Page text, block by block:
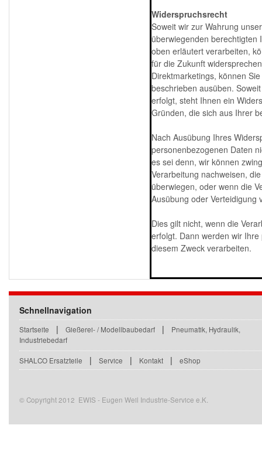
Widerspruchsrecht
Soweit wir zur Wahrung
überwiegenden berechtigten
oben erläutert verarbeiten,
für die Zukunft
Direktmarketings, können
beschrieben ausüben.
erfolgt, steht Ihnen ein
Gründen, die sich aus Ihrer
Nach Ausübung Ihres
personenbezogenen Daten
es sei denn, wir können
Verarbeitung nachweisen,
überwiegen, oder wenn die
Ausübung oder Verteidigung
Dies gilt nicht, wenn die
erfolgt. Dann werden wir
diesem Zweck verarbeiten.
Schnellnavigation
Startseite | Gießerei- / Modellbaubedarf | Pneumatik, Hydraulik,
Industriebedarf
SHALCO Ersatzteile | Service | Kontakt | eShop
© Copyright 2012 EWIS - Eugen Weil Industrie-Service e.K.